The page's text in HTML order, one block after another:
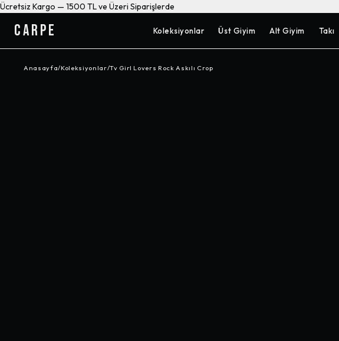
Ücretsiz Kargo — 1500 TL ve Üzeri Siparişlerde
CARPE Koleksiyonlar Üst Giyim Alt Giyim Takı
Anasayfa/Koleksiyonlar/Tv Girl Lovers Rock Askılı Crop